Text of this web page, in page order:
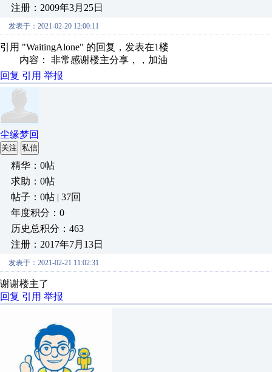
注册：2009年3月25日
发表于：2021-02-20 12:00:11
引用 "WaitingAlone" 的回复，发表在1楼
内容： 非常感谢楼主分享，，加油
回复 引用 举报
尘缘梦回
关注 私信
精华：0帖
求助：0帖
帖子：0帖 | 37回
年度积分：0
历史总积分：463
注册：2017年7月13日
发表于：2021-02-21 11:02:31
谢谢楼主了
回复 引用 举报